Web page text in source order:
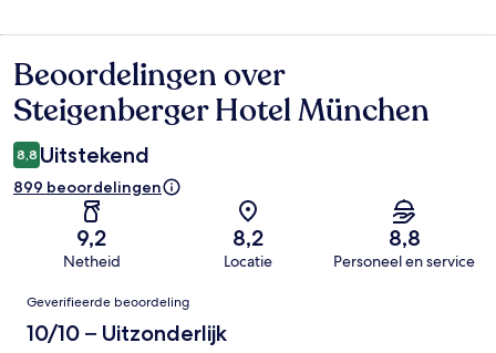
Beoordelingen
Beoordelingen over
Steigenberger Hotel München
8,8 Uitstekend
899 beoordelingen
9,2
Netheid
8,2
Locatie
8,8
Personeel en service
Beoordelingen
Geverifieerde beoordeling
10/10 – Uitzonderlijk